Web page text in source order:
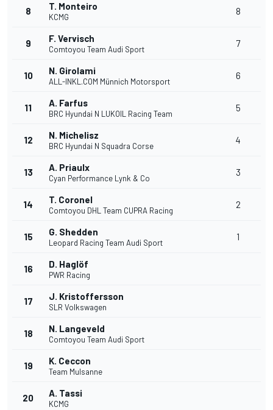
8 T. Monteiro
KCMG
8
9 F. Vervisch
Comtoyou Team Audi Sport
7
10 N. Girolami
ALL-INKL.COM Münnich Motorsport
6
11 A. Farfus
BRC Hyundai N LUKOIL Racing Team
5
12 N. Michelisz
BRC Hyundai N Squadra Corse
4
13 A. Priaulx
Cyan Performance Lynk & Co
3
14 T. Coronel
Comtoyou DHL Team CUPRA Racing
2
15 G. Shedden
Leopard Racing Team Audi Sport
1
16 D. Haglöf
PWR Racing
17 J. Kristoffersson
SLR Volkswagen
18 N. Langeveld
Comtoyou Team Audi Sport
19 K. Ceccon
Team Mulsanne
20 A. Tassi
KCMG